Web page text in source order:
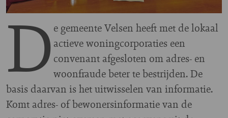
D e gemeente Velsen heeft met de lokaal
actieve woningcorporaties een
convenant afgesloten om adres- en
woonfraude beter te bestrijden. De
basis daarvan is het uitwisselen van informatie.
Komt adres- of bewonersinformatie van de